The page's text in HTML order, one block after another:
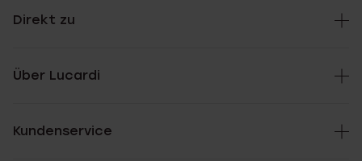
Direkt zu
Über Lucardi
Kundenservice